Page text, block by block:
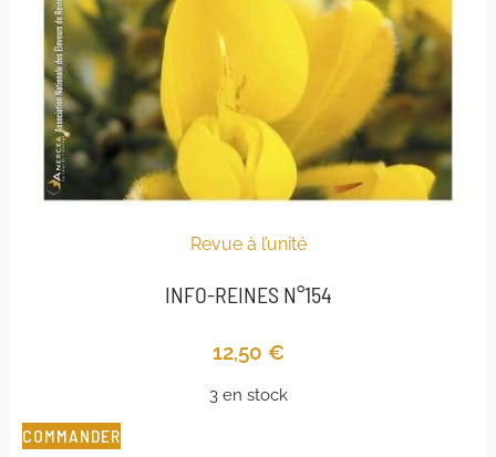
Revue à l’unité
INFO-REINES N°154
12,50 €
3 en stock
COMMANDER